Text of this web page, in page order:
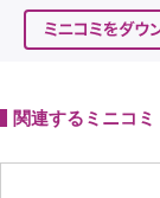
関連するミニコミ